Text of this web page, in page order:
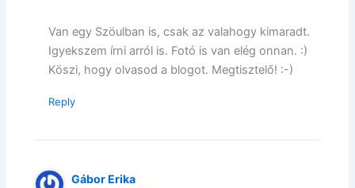
Van egy Szöulban is, csak az valahogy kimaradt.
Igyekszem írni arról is. Fotó is van elég onnan. :)
Köszi, hogy olvasod a blogot. Megtisztelő! :-)
Reply
Gábor Erika